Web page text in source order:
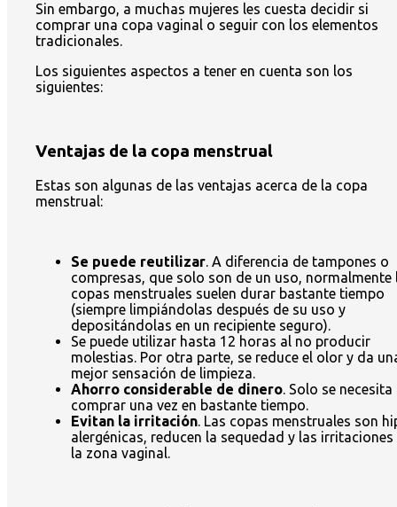
Sin embargo, a muchas mujeres les cuesta decidir si
comprar una copa vaginal o seguir con los elementos
tradicionales.
Los siguientes aspectos a tener en cuenta son los
siguientes:
Ventajas de la copa menstrual
Estas son algunas de las ventajas acerca de la copa
menstrual:
Se puede reutilizar. A diferencia de tampones o
compresas, que solo son de un uso, normalmente
copas menstruales suelen durar bastante tiempo
(siempre limpiándolas después de su uso y
depositándolas en un recipiente seguro).
Se puede utilizar hasta 12 horas al no producir
molestias. Por otra parte, se reduce el olor y da
mejor sensación de limpieza.
Ahorro considerable de dinero. Solo se necesita
comprar una vez en bastante tiempo.
Evitan la irritación. Las copas menstruales son
alergénicas, reducen la sequedad y las irritaciones
la zona vaginal.